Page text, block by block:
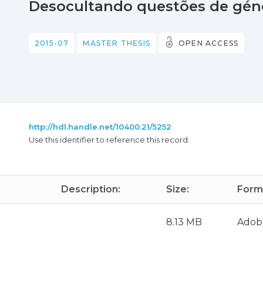
Desocultando questões de
2015-07 MASTER THESIS OPEN ACCESS
http://hdl.handle.net/10400.21/5252
Use this identifier to reference this record.
Description: Size:
8.13 MB